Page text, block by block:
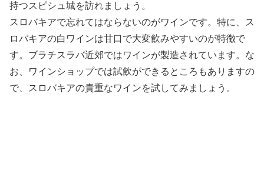
持つスピシュ城を訪れましょう。
スロバキアで忘れてはならないのがワインです。特に、ス
ロバキアの白ワインは甘口で大変飲みやすいのが特徴で
す。ブラチスラバ近郊ではワインが製造されています。な
お、ワインショップでは試飲ができるところもありますの
で、スロバキアの貴重なワインを試してみましょう。